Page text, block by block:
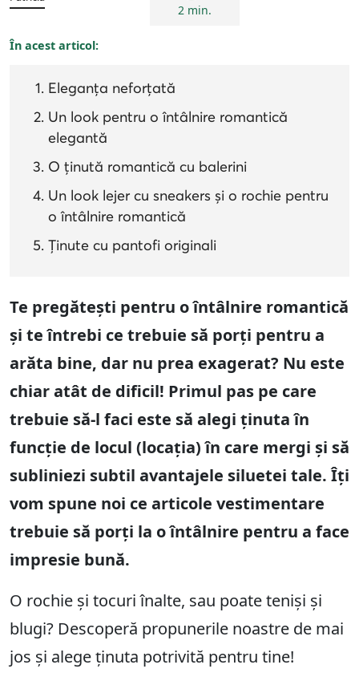
2 min.
În acest articol:
Eleganța neforțată
Un look pentru o întâlnire romantică
elegantă
O ținută romantică cu balerini
Un look lejer cu sneakers și o rochie pentru
o întâlnire romantică
Ținute cu pantofi originali
Te pregătești pentru o întâlnire romantică
și te întrebi ce trebuie să porți pentru a
arăta bine, dar nu prea exagerat? Nu este
chiar atât de dificil! Primul pas pe care
trebuie să-l faci este să alegi ținuta în
funcție de locul (locația) în care mergi și să
subliniezi subtil avantajele siluetei tale. Îți
vom spune noi ce articole vestimentare
trebuie să porți la o întâlnire pentru a face
impresie bună.
O rochie și tocuri înalte, sau poate teniși și
blugi? Descoperă propunerile noastre de mai
jos și alege ținuta potrivită pentru tine!